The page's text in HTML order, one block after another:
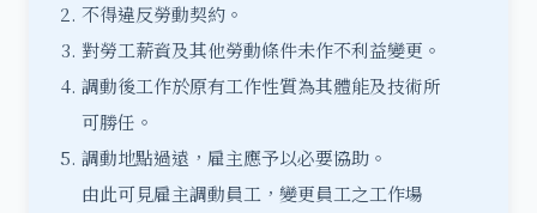
不得違反勞動契約。
對勞工薪資及其他勞動條件未作不利益變更。
調動後工作於原有工作性質為其體能及技術所
可勝任。
調動地點過遠，雇主應予以必要協助。
由此可見雇主調動員工，變更員工之工作場